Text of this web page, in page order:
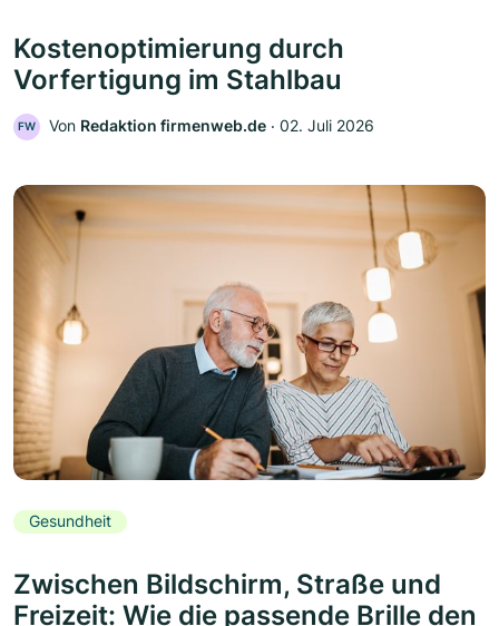
Kostenoptimierung durch
Vorfertigung im Stahlbau
FW Von Redaktion firmenweb.de ‧ 02. Juli 2026
Gesundheit
Zwischen Bildschirm, Straße und
Freizeit: Wie die passende Brille den